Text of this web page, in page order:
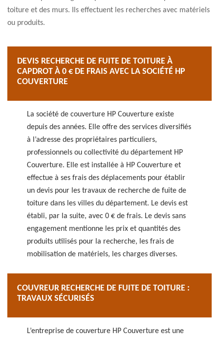
toiture et des murs. Ils effectuent les recherches avec matériels
ou produits.
DEVIS RECHERCHE DE FUITE DE TOITURE À
CAPDROT À 0 € DE FRAIS AVEC LA SOCIÉTÉ HP
COUVERTURE
La société de couverture HP Couverture existe
depuis des années. Elle offre des services diversifiés
à l’adresse des propriétaires particuliers,
professionnels ou collectivité du département HP
Couverture. Elle est installée à HP Couverture et
effectue à ses frais des déplacements pour établir
un devis pour les travaux de recherche de fuite de
toiture dans les villes du département. Le devis est
établi, par la suite, avec 0 € de frais. Le devis sans
engagement mentionne les prix et quantités des
produits utilisés pour la recherche, les frais de
mobilisation de matériels, les charges diverses.
COUVREUR RECHERCHE DE FUITE DE TOITURE :
TRAVAUX SÉCURISÉS
L’entreprise de couverture HP Couverture est une